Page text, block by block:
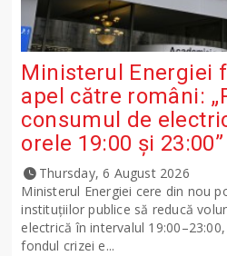
Ministerul Energiei
apel către români:
consumul de
orele 19:00 și 23:00”
Thursday, 6 August 2026
Ministerul Energiei cere din nou
instituțiilor publice să reducă
electrică în intervalul
fondul crizei e...